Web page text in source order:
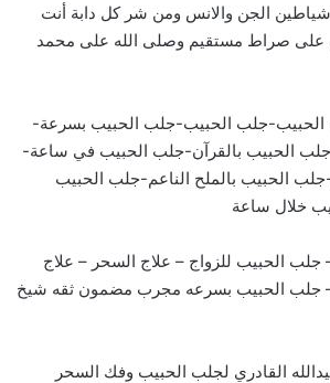
الجن والانس ومن شر كل دابة أنت
على صراط مستقيم وصلى الله على محمد
الحبيب-جلب الحبيب-جلب الحبيب بسرعة-
الحبيب بالقرآن-جلب الحبيب في ساعة-
الحبيب بالملح الناعم-جلب الحبيب
خلال ساعة
جلب الحبيب للزواج – علاج السحر – علاج
– جلب الحبيب بسرعه مجرب مضمون ثقه شيخ
القادري لجلب الحبيب وفك السحر